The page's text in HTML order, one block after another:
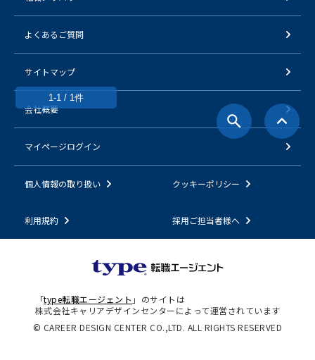
1-1 / 1件
よくあるご質問
サイトマップ
会社概要
マイページログイン
個人情報の取り扱い クッキーポリシー
利用規約 採用ご担当者様へ
「type転職エージェント 」のサイトは
株式会社キャリアデザインセンターによって運営されています
© CAREER DESIGN CENTER CO.,LTD. ALL RIGHTS RESERVED